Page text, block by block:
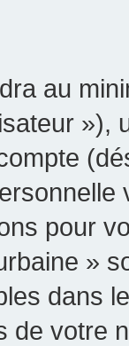
au
pour
»
dans
de votre